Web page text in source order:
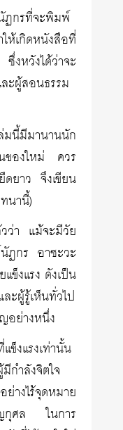
ฏกรที่จะพิมพ์
กิดหนังสือที่
หวังได้ว่าจะ
ะผู้สอนธรรม
นี้มีมานานนัก
ของใหม่ ควร
ดยาว จึงเขียน
นานี้)
ว่า แม้จะมีวัย
ฏกร อาซะวะ
ข็งแรง ดังเป็น
ะผู้รู้เห็นทั่วไป
อย่างหนึ่ง
ข็งแรงเท่านั้น
กำลังจิตใจ
างไร้จุดหมาย
ญกุศล ในการ